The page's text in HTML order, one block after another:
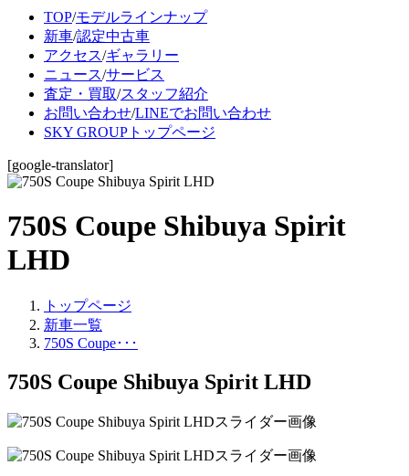
TOP/モデルラインナップ
新車/認定中古車
アクセス/ギャラリー
ニュース/サービス
査定・買取/スタッフ紹介
お問い合わせ/LINEでお問い合わせ
SKY GROUPトップページ
[google-translator]
750S Coupe Shibuya Spirit
LHD
トップページ
新車一覧
750S Coupe･･･
750S Coupe Shibuya Spirit LHD